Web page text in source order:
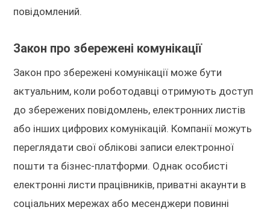
повідомлений.
Закон про збережені комунікації
Закон про збережені комунікації може бути
актуальним, коли роботодавці отримують доступ
до збережених повідомлень, електронних листів
або інших цифрових комунікацій. Компанії можуть
переглядати свої облікові записи електронної
пошти та бізнес-платформи. Однак особисті
електронні листи працівників, приватні акаунти в
соціальних мережах або месенджери повинні